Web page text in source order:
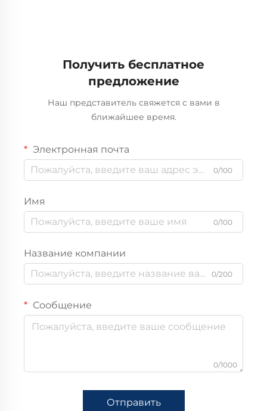
для продажи
самосвальный
полуприцеп на
продажу
Получить бесплатное
предложение
Наш представитель свяжется с вами в
ближайшее время.
Электронная почта
0/100
Имя
0/100
Название компании
0/200
Сообщение
0/1000
Отправить